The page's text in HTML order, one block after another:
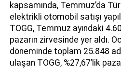
kapsamında, Temmuz’da
elektrikli otomobil satışı
TOGG, Temmuz ayındaki
pazarın zirvesinde yer aldı.
döneminde toplam 25.848
ulaşan TOGG, %27,67’lik